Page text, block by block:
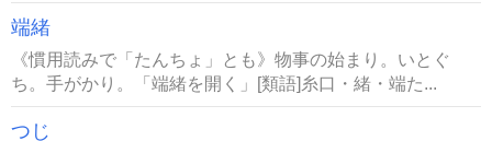
端緒
《慣用読みで「たんちょ」とも》物事の始まり。いとぐ
ち。手がかり。「端緒を開く」[類語]糸口・緒・端た...
つじ